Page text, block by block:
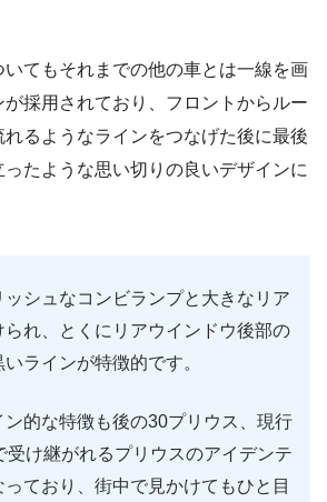
いてもそれまでの他の車とは一線を画
採用されており、フロントからルー
るようなラインをつなげた後に最後
たような思い切りの良いデザインに
ッシュなコンビランプと大きなリア
られ、とくにリアウインドウ後部の
ラインが特徴的です。
ン的な特徴も後の30プリウス、現行
受け継がれるプリウスのアイデンテ
っており、街中で見かけてもひと目